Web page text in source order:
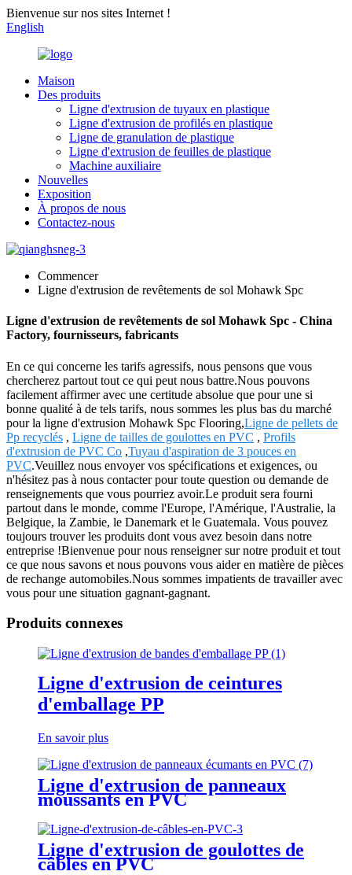
Bienvenue sur nos sites Internet !
English
Maison
Des produits
Ligne d'extrusion de tuyaux en plastique
Ligne d'extrusion de profilés en plastique
Ligne de granulation de plastique
Ligne d'extrusion de feuilles de plastique
Machine auxiliaire
Nouvelles
Exposition
À propos de nous
Contactez-nous
Commencer
Ligne d'extrusion de revêtements de sol Mohawk Spc
Ligne d'extrusion de revêtements de sol Mohawk Spc - China
Factory, fournisseurs, fabricants
En ce qui concerne les tarifs agressifs, nous pensons que vous
chercherez partout tout ce qui peut nous battre.Nous pouvons
facilement affirmer avec une certitude absolue que pour une si
bonne qualité à de tels tarifs, nous sommes les plus bas du marché
pour la ligne d'extrusion Mohawk Spc Flooring,Ligne de pellets de
Pp recyclés , Ligne de tailles de goulottes en PVC , Profils
d'extrusion de PVC Co ,Tuyau d'aspiration de 3 pouces en
PVC.Veuillez nous envoyer vos spécifications et exigences, ou
n'hésitez pas à nous contacter pour toute question ou demande de
renseignements que vous pourriez avoir.Le produit sera fourni
partout dans le monde, comme l'Europe, l'Amérique, l'Australie, la
Belgique, la Zambie, le Danemark et le Guatemala. Vous pouvez
toujours trouver les produits dont vous avez besoin dans notre
entreprise !Bienvenue pour nous renseigner sur notre produit et tout
ce que nous savons et nous pouvons vous aider en matière de pièces
de rechange automobiles.Nous sommes impatients de travailler avec
vous pour une situation gagnant-gagnant.
Produits connexes
Ligne d'extrusion de ceintures
d'emballage PP
En savoir plus
Ligne d'extrusion de panneaux
moussants en PVC
Ligne d'extrusion de goulottes de
câbles en PVC